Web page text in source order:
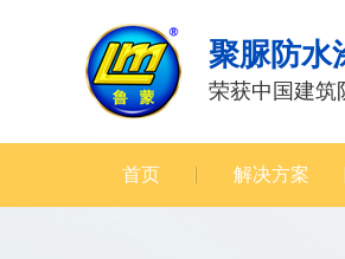
聚脲防水
荣获中国建筑
首页 解决方案